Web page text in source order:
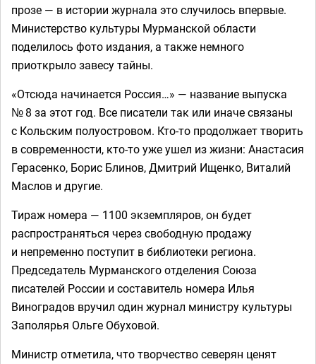
прозе — в истории журнала это случилось впервые.
Министерство культуры Мурманской области
поделилось фото издания, а также немного
приоткрыло завесу тайны.
«Отсюда начинается Россия…» — название выпуска
№ 8 за этот год. Все писатели так или иначе связаны
с Кольским полуостровом. Кто-то продолжает творить
в современности, кто-то уже ушел из жизни: Анастасия
Герасенко, Борис Блинов, Дмитрий Ищенко, Виталий
Маслов и другие.
Тираж номера — 1100 экземпляров, он будет
распространяться через свободную продажу
и непременно поступит в библиотеки региона.
Председатель Мурманского отделения Союза
писателей России и составитель номера Илья
Виноградов вручил один журнал министру культуры
Заполярья Ольге Обуховой.
Министр отметила, что творчество северян ценят